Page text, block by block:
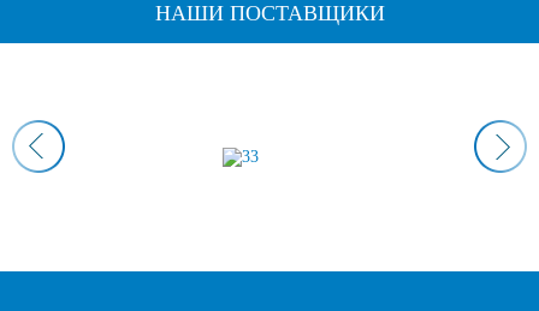
НАШИ ПОСТАВЩИКИ